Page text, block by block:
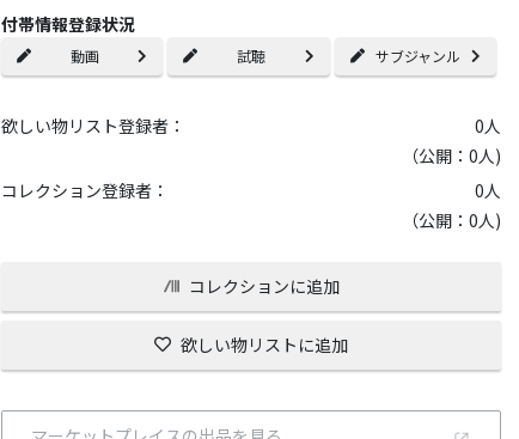
付帯情報登録状況
動画 試聴 サブジャンル
欲しい物リスト登録者： 0人
（公開：0人)
コレクション登録者：
0人
（公開：0人)
コレクションに追加
欲しい物リストに追加